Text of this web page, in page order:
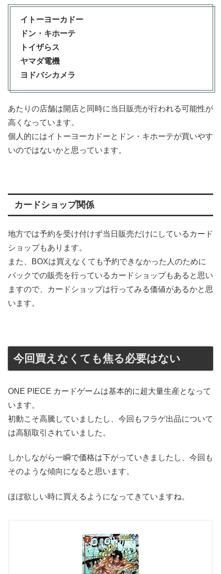
イトーヨーカドー
ドン・キホーテ
トイザらス
ヤマダ電機
ヨドバシカメラ
あたりの店舗は開店と同時に当日販売が行われる可能性が
高くなっています。
個人的にはイトーヨーカドーとドン・キホーテが買いやす
いのではないかと思っています。
カードショップ関係
地方では予約を受け付けず当日販売だけにしているカード
ショップもあります。
また、BOXは買えなくても予約できなかった人のために
パックでの販売を行っているカードショップもあると思い
ますので、カードショップは行ってみる価値があるかと思
います。
今回買えなくても焦る必要はない
ONE PIECE カードゲームは基本的に超大量生産となって
います。
初動こそ高騰していましたし、今回もフラゲ出品について
は高額取引されていました。
しかしながら一瞬で価格は下がっていきましたし、今回も
そのような傾向になると思います。
ほぼ欲しい時に買えるようになってきていますね。